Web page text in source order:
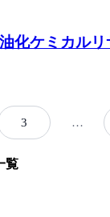
化ケミカル
3 …
覧